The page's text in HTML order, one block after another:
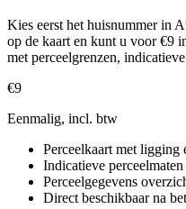
Kies eerst het huisnummer in
op de kaart en kunt u voor €9
met perceelgrenzen,
€9
Eenmalig, incl. btw
Perceelkaart met ligging
Indicatieve perceelmaten
Perceelgegevens
Direct beschikbaar na